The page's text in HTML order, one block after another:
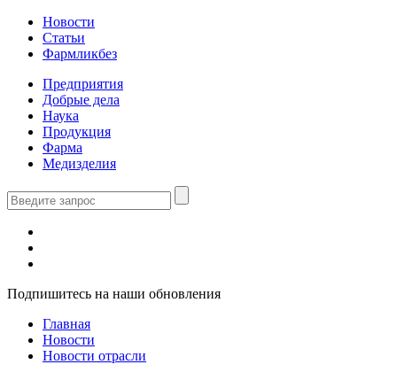
Новости
Статьи
Фармликбез
Предприятия
Добрые дела
Наука
Продукция
Фарма
Медизделия
Подпишитесь на наши обновления
Главная
Новости
Новости отрасли